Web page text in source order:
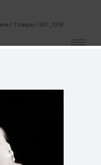
/ Товары / 001_1359